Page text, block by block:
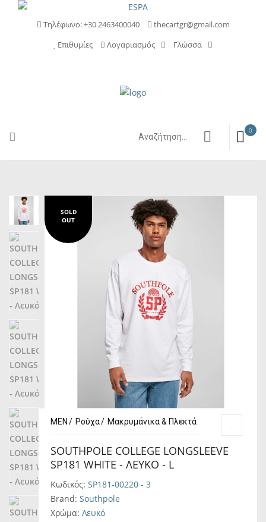
Τηλέφωνο: +30 2463400040
thecartgr@gmail.com
Επιθυμίες
Λογαριασμός Γλώσσα
0
SOLD
OUT
MEN Ρούχα Μακρυμάνικα & Πλεκτά
SOUTHPOLE COLLEGE LONGSLEEVE
SP181 WHITE - ΛΕΥΚΌ - L
Κωδικός: SP181-00220 - 3
Brand: Southpole
Χρώμα: Λευκό